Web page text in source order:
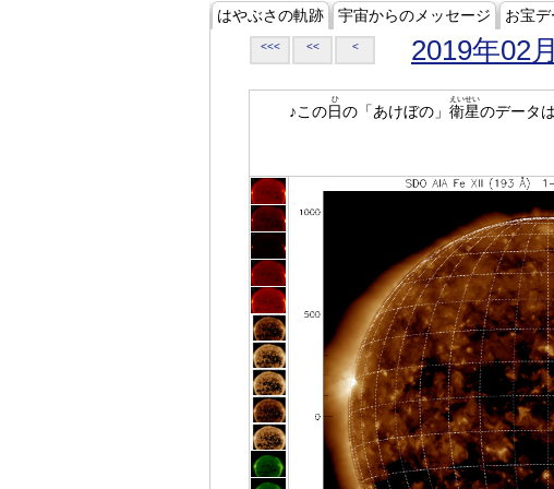
はやぶさの軌跡 宇宙からのメッセージ お宝デ
<<< << < 2019年02月
♪この日
ひ
の「あけぼの」 衛星
えいせい
のデータは